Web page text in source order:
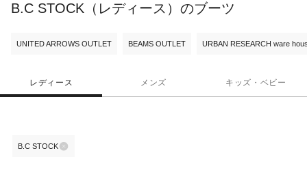
B.C STOCK（レディース）のブーツ
UNITED ARROWS OUTLET BEAMS OUTLET URBAN RESEARCH ware
レディース メンズ キッズ・ベビー
B.C STOCK